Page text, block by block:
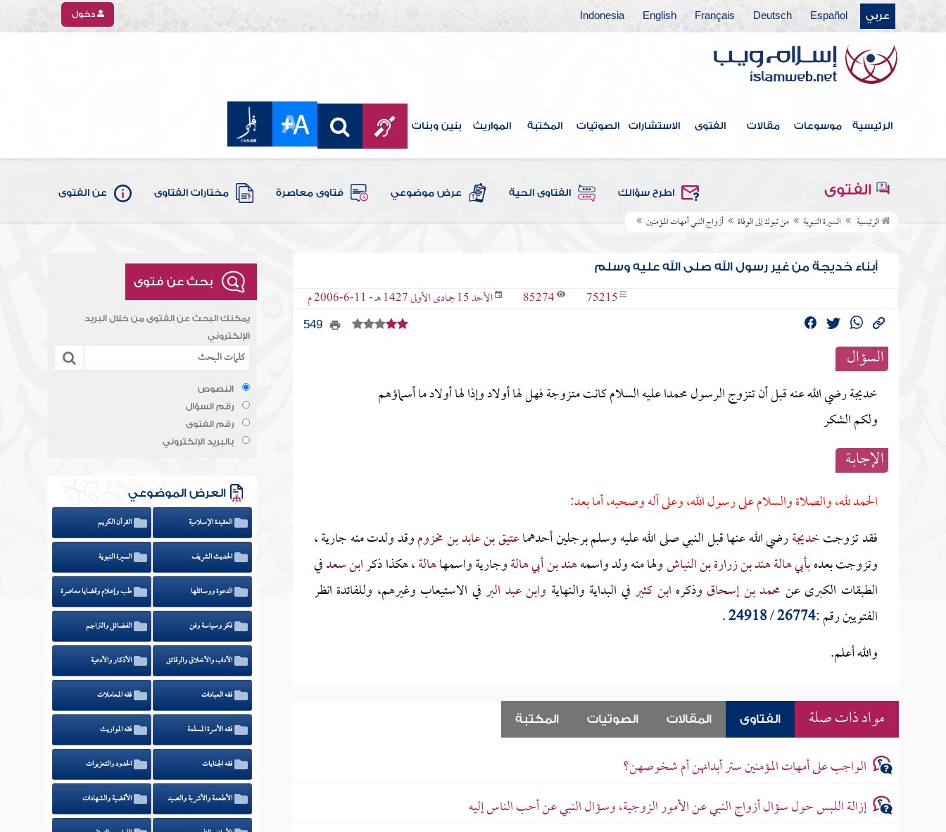
عربي Español
Deutsch
Français
English
Indonesia دخول
الرئيسية موسوعات مقالات الفتوى الاستشارات الصوتيات المكتبة المواريث بنين وبنات
الفتوى اطرح سؤالك الفتاوى الحية عرض موضوعي فتاوى معاصرة مختارات الفتاوى عن الفتوى
الرئيسية السيرة النبوية من تبوك إلى الوفاة أزواج النبي أمهات المؤمنين
أبناء خديجة من غير رسول الله صلى الله عليه وسلم
75215
85274 الأحد 15 جمادى الأولى 1427 هـ - 11-6-2006 م
549
السؤال
خديجة رضي الله عنه قبل أن تتزوج الرسول محمدا عليه السلام كانت متزوجة فهل لها أولاد وإذا لها أولاد ما أسماؤهم
ولكم الشكر
الإجابــة
الحمد لله، والصلاة والسلام على رسول الله، وعلى آله وصحبه، أما بعد:
فقد تزوجتخديجةرضي الله عنها قبل النبي صلى الله عليه وسلم برجلين أحدهماعتيق بن عابد بن مخزوموقد ولدت منه جارية ،
وتزوجت بعدهبأبي هالة هند بن زرارة بن النباشولها منه ولد واسمههند بن أبي هالةوجارية واسمهاهالة، هكذا ذكرابن سعدفي
الطبقات الكبرى عن محمد بن إسحاق وذكره ابن كثيرفي البداية والنهاية وابن عبد البرفي الاستيعاب وغيرهم، وللفائدة انظر
الفتويين رقم :26774
/
24918
.
والله أعلم.
مواد ذات صلة الفتاوى المقالات الصوتيات المكتبة
الواجب على أمهات المؤمنين ستر أبدانهن أم شخوصهن؟
إزالة اللبس حول سؤال أزواج النبي عن الأمور الزوجية، وسؤال النبي عن أحب الناس إليه
بحث عن فتوى
يمكنك البحث عن الفتوى من خلال البريد
الإلكتروني
النصوص
رقم السؤال
رقم الفتوى
بالبريد الإلكتروني
العرض الموضوعي
العقيدة الإسلامية القرآن الكريم
الحديث الشريف السيرة النبوية
الدعوة ووسائلها طب وإعلام وقضايا معاصرة
فكر وسياسة وفن الفضائل والتراجم
الآداب والأخلاق والرقائق الأذكار والأدعية
فقه العبادات فقه المعاملات
فقه الأسرة المسلمة فقه المواريث
فقه الجنايات الحدود والتعزيرات
الأطعمة والأشربة والصيد الأقضية والشهادات